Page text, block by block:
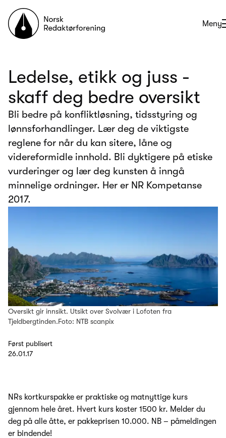
Til forsiden
Åpne
Meny
Ledelse, etikk og juss -
skaff deg bedre oversikt
Bli bedre på konfliktløsning, tidsstyring og
lønnsforhandlinger. Lær deg de viktigste
reglene for når du kan sitere, låne og
videreformidle innhold. Bli dyktigere på etiske
vurderinger og lær deg kunsten å inngå
minnelige ordninger. Her er NR Kompetanse
2017.
Oversikt gir innsikt. Utsikt over Svolvær i Lofoten fra
Tjeldbergtinden.Foto: NTB scanpix
Først publisert
26.01.17
NRs kortkurspakke er praktiske og matnyttige kurs
gjennom hele året. Hvert kurs koster 1500 kr. Melder du
deg på alle åtte, er pakkeprisen 10.000. NB – påmeldingen
er bindende!